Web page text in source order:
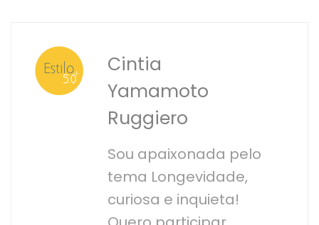
Cintia
Yamamoto
Ruggiero
Sou apaixonada pelo
tema Longevidade,
curiosa e inquieta!